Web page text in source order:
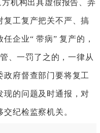
机构出具虚假报告、弄
复工复产把关不严、搞
任企业“ 带病” 复产的，
、一罚了之的，一律从
政府督查部门要将复工
现的问题及时通报，对
纪检监察机关。